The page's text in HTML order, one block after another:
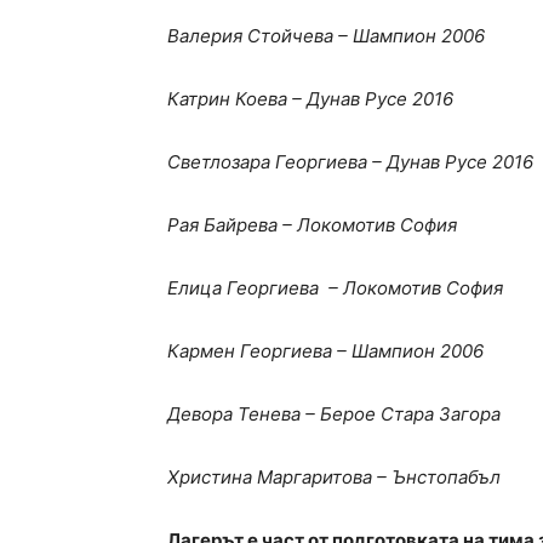
Валерия Стойчева – Шампион 2006
Катрин Коева – Дунав Русе 2016
Светлозара Георгиева – Дунав Русе 2016
Рая Байрева – Локомотив София
Елица Георгиева – Локомотив София
Кармен Георгиева – Шампион 2006
Девора Тенева – Берое Стара Загора
Христина Маргаритова – Ънстопабъл